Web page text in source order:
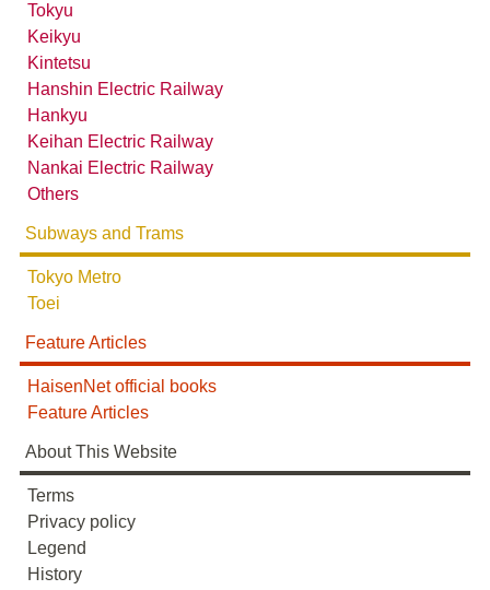
Tokyu
Keikyu
Kintetsu
Hanshin Electric Railway
Hankyu
Keihan Electric Railway
Nankai Electric Railway
Others
Subways and Trams
Tokyo Metro
Toei
Feature Articles
HaisenNet official books
Feature Articles
About This Website
Terms
Privacy policy
Legend
History